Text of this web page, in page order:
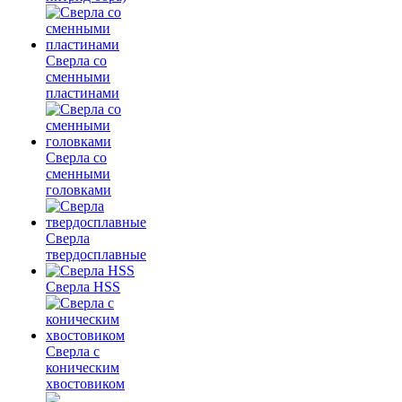
Сверла со
сменными
пластинами
Сверла со
сменными
головками
Сверла
твердосплавные
Сверла HSS
Сверла с
коническим
хвостовиком